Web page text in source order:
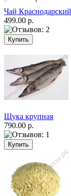
Чай
499.00 р.
Щука крупная
790.00 р.